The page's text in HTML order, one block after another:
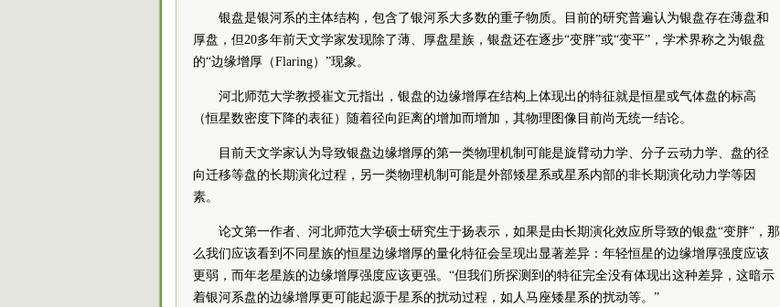
银盘是银河系的主体结构，包含了银河系大多数的重子物质。目前的研究普遍认为银盘存在薄盘和
厚盘，但20多年前天文学家发现除了薄、厚盘星族，银盘还在逐步“变胖”或“变平”，学术界称之为银盘
的“边缘增厚（Flaring）”现象。
河北师范大学教授崔文元指出，银盘的边缘增厚在结构上体现出的特征就是恒星或气体盘的标高
（恒星数密度下降的表征）随着径向距离的增加而增加，其物理图像目前尚无统一结论。
目前天文学家认为导致银盘边缘增厚的第一类物理机制可能是旋臂动力学、分子云动力学、盘的径
向迁移等盘的长期演化过程，另一类物理机制可能是外部矮星系或星系内部的非长期演化动力学等因
素。
论文第一作者、河北师范大学硕士研究生于扬表示，如果是由长期演化效应所导致的银盘“变胖”，那
么我们应该看到不同星族的恒星边缘增厚的量化特征会呈现出显著差异：年轻恒星的边缘增厚强度应该
更弱，而年老星族的边缘增厚强度应该更强。“但我们所探测到的特征完全没有体现出这种差异，这暗示
着银河系盘的边缘增厚更可能起源于星系的扰动过程，如人马座矮星系的扰动等。”